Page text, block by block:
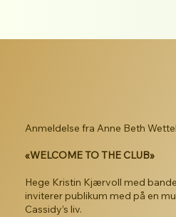
Anmeldelse fra Anne Beth
«WELCOME TO THE CLUB»
Hege Kristin Kjærvoll med
inviterer publikum med på en
Cassidy’s liv.